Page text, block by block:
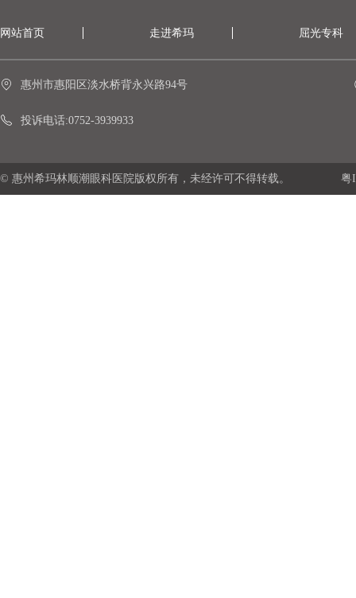
网站首页 走进希玛 屈光专科
惠州市惠阳区淡水桥背永兴路94号
投诉电话:0752-3939933
© 惠州希玛林顺潮眼科医院版权所有，未经许可不得转载。 粤